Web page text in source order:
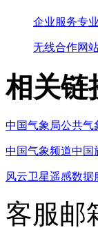
企业服务专
无线合作网
相关链
中国气象局公共气
中国气象频道中国
风云卫星遥感数据
客服邮